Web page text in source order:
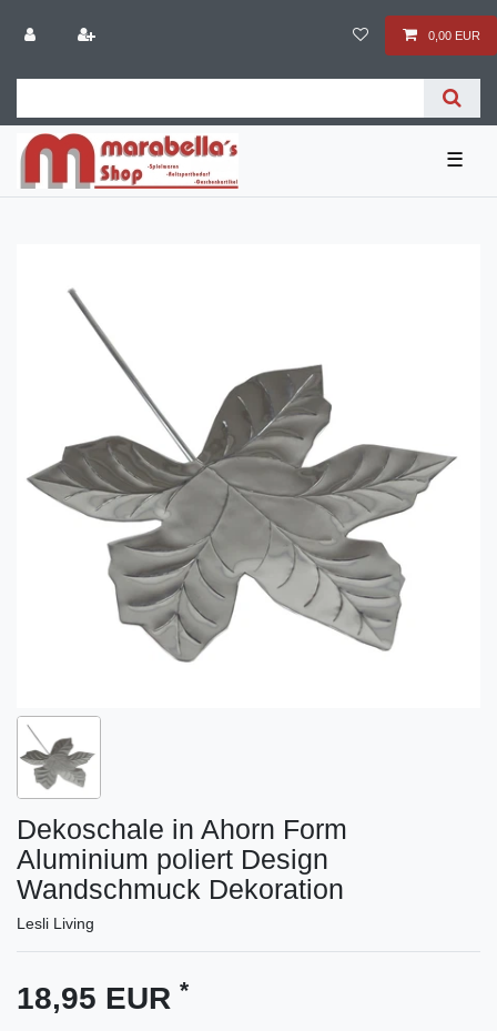
0,00 EUR
☰
Dekoschale in Ahorn Form
Aluminium poliert Design
Wandschmuck Dekoration
Lesli Living
18,95 EUR *